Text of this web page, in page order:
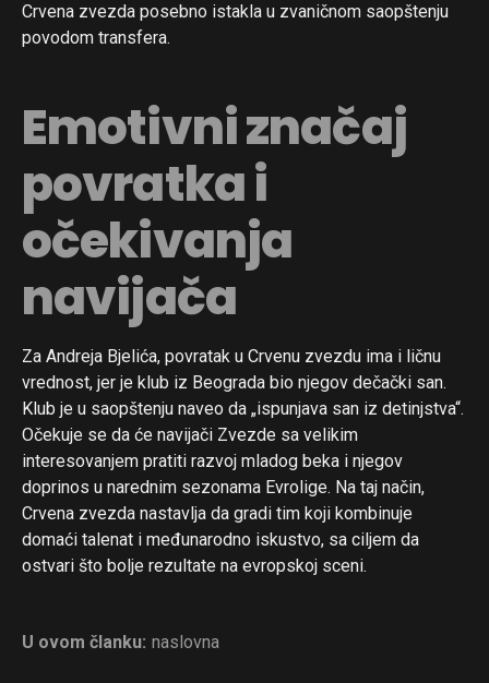
Crvena zvezda posebno istakla u zvaničnom saopštenju
povodom transfera.
Emotivni značaj
povratka i
očekivanja
navijača
Za Andreja Bjelića, povratak u Crvenu zvezdu ima i ličnu
vrednost, jer je klub iz Beograda bio njegov dečački san.
Klub je u saopštenju naveo da „ispunjava san iz detinjstva“.
Očekuje se da će navijači Zvezde sa velikim
interesovanjem pratiti razvoj mladog beka i njegov
doprinos u narednim sezonama Evrolige. Na taj način,
Crvena zvezda nastavlja da gradi tim koji kombinuje
domaći talenat i međunarodno iskustvo, sa ciljem da
ostvari što bolje rezultate na evropskoj sceni.
U ovom članku: naslovna